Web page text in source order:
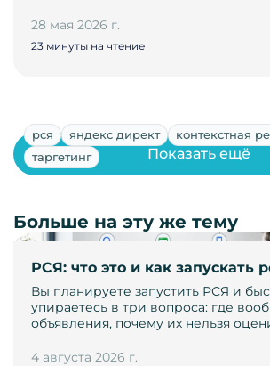
28 мая 2026 г.
23 минуты на чтение
рся яндекс директ
контекстная
таргетинг
РСЯ: что это и как запускать
Вы планируете запустить РСЯ и
упираетесь в три вопроса: где
объявления, почему их нельзя
4 августа 2026 г.
Показать ещё
Больше на эту же тему